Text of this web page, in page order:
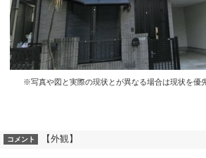
※写真や図と実際の現状とが異なる場合は現状を優
コメント 【外観】